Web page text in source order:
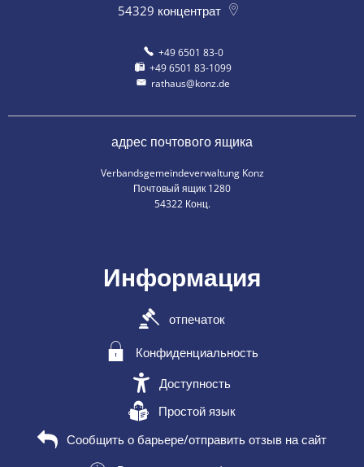
54329 концентрат
+49 6501 83-0
+49 6501 83-1099
rathaus@konz.de
адрес почтового ящика
Verbandsgemeindeverwaltung Konz
Почтовый ящик 1280
54322 Конц.
Информация
отпечаток
Конфиденциальность
Доступность
Простой язык
Сообщить о барьере/отправить отзыв на сайт